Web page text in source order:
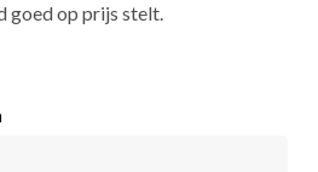
goed op prijs stelt.